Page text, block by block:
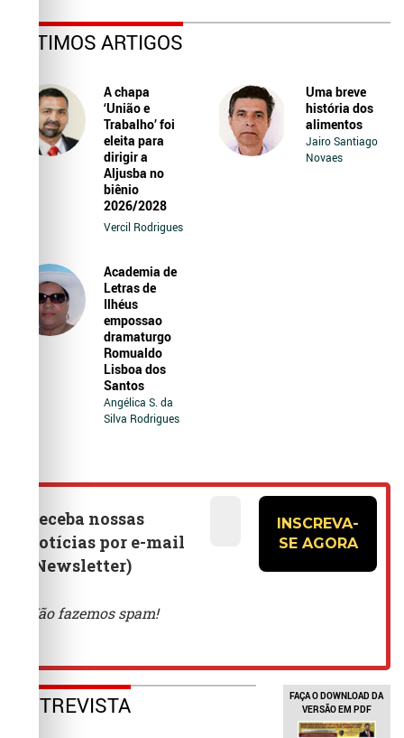
ÚLTIMOS ARTIGOS
A chapa
‘União e
Trabalho’ foi
eleita para
dirigir a
Aljusba no
biênio
2026/2028
Vercil Rodrigues
Uma breve
história dos
alimentos
Jairo Santiago
Novaes
Academia de
Letras de
Ilhéus
empossao
dramaturgo
Romualdo
Lisboa dos
Santos
Angélica S. da
Silva Rodrigues
ENTREVISTA
FAÇA O DOWNLOAD DA
VERSÃO EM PDF